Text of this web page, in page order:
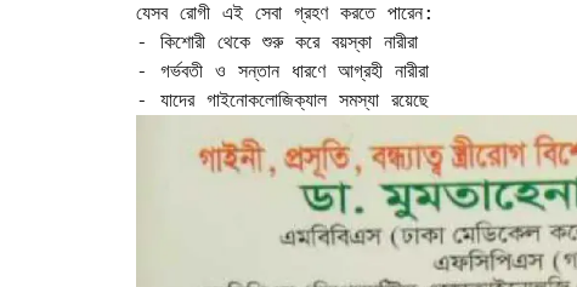
যেসব রোগী এই সেবা গ্রহণ করতে পারেন:
- কিশোরী থেকে শুরু করে বয়স্কা নারীরা
- গর্ভবতী ও সন্তান ধারণে আগ্রহী নারীরা
- যাদের গাইনোকলোজিক্যাল সমস্যা রয়েছে